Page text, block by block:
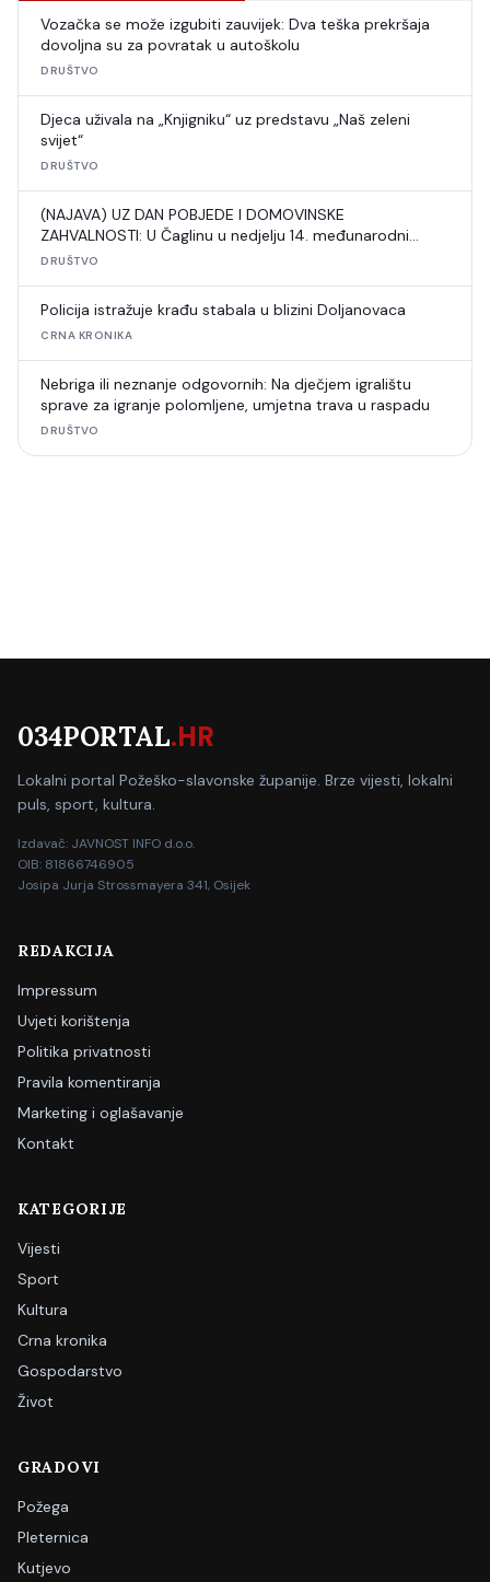
Vozačka se može izgubiti zauvijek: Dva teška prekršaja
dovoljna su za povratak u autoškolu
DRUŠTVO
Djeca uživala na „Knjigniku“ uz predstavu „Naš zeleni
svijet“
DRUŠTVO
(NAJAVA) UZ DAN POBJEDE I DOMOVINSKE
ZAHVALNOSTI: U Čaglinu u nedjelju 14. međunarodni
šahovski turnir
DRUŠTVO
Policija istražuje krađu stabala u blizini Doljanovaca
CRNA KRONIKA
Nebriga ili neznanje odgovornih: Na dječjem igralištu
sprave za igranje polomljene, umjetna trava u raspadu
DRUŠTVO
034PORTAL.HR
Lokalni portal Požeško-slavonske županije. Brze vijesti, lokalni
puls, sport, kultura.
Izdavač: JAVNOST INFO d.o.o.
OIB: 81866746905
Josipa Jurja Strossmayera 341, Osijek
REDAKCIJA
Impressum
Uvjeti korištenja
Politika privatnosti
Pravila komentiranja
Marketing i oglašavanje
Kontakt
KATEGORIJE
Vijesti
Sport
Kultura
Crna kronika
Gospodarstvo
Život
GRADOVI
Požega
Pleternica
Kutjevo